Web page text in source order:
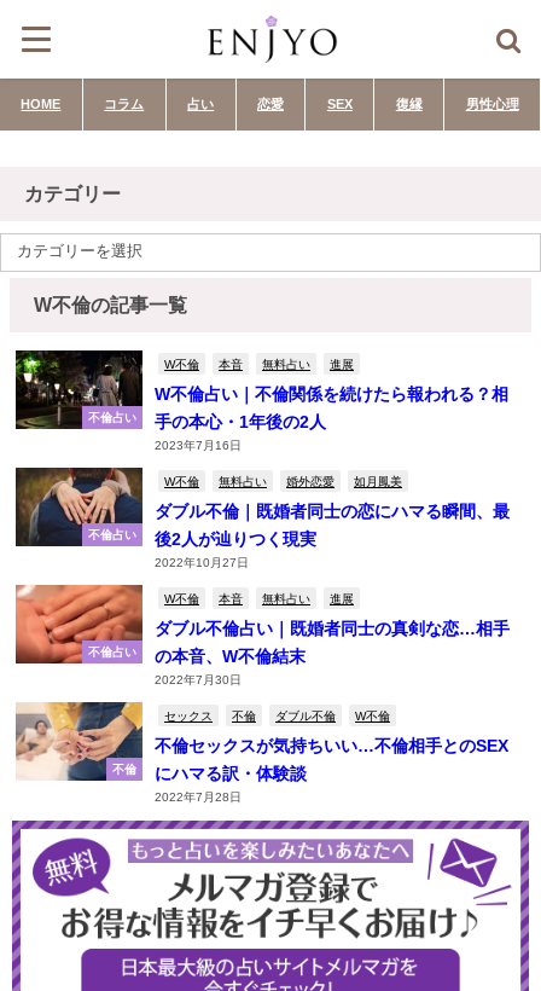
HOME コラム 占い 恋愛 SEX 復縁 男性心理
カテゴリー
W不倫の記事一覧
不倫占い
W不倫 本音 無料占い 進展
W不倫占い｜不倫関係を続けたら報われる？相
手の本心・1年後の2人
2023年7月16日
不倫占い
W不倫 無料占い 婚外恋愛 如月鳳美
ダブル不倫｜既婚者同士の恋にハマる瞬間、最
後2人が辿りつく現実
2022年10月27日
不倫占い
W不倫 本音 無料占い 進展
ダブル不倫占い｜既婚者同士の真剣な恋…相手
の本音、W不倫結末
2022年7月30日
不倫
セックス 不倫 ダブル不倫 W不倫
不倫セックスが気持ちいい…不倫相手とのSEX
にハマる訳・体験談
2022年7月28日